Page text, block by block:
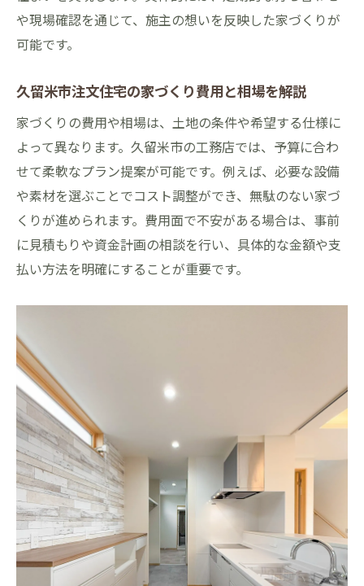
や現場確認を通じて、施主の想いを反映した家づくりが
可能です。
久留米市注文住宅の家づくり費用と相場を解説
家づくりの費用や相場は、土地の条件や希望する仕様に
よって異なります。久留米市の工務店では、予算に合わ
せて柔軟なプラン提案が可能です。例えば、必要な設備
や素材を選ぶことでコスト調整ができ、無駄のない家づ
くりが進められます。費用面で不安がある場合は、事前
に見積もりや資金計画の相談を行い、具体的な金額や支
払い方法を明確にすることが重要です。